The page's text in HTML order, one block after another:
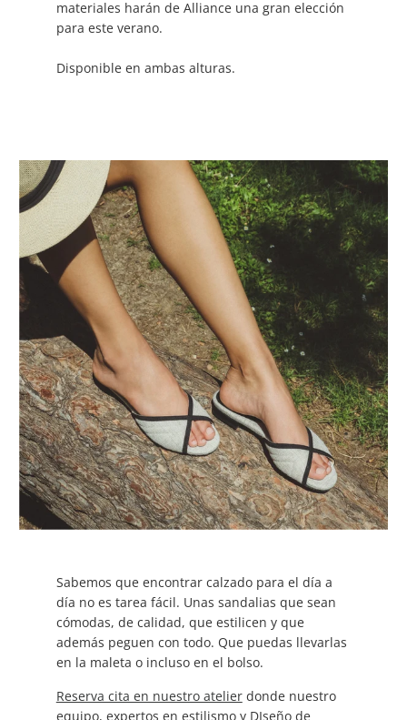
materiales harán de Alliance una gran elección
para este verano.
Disponible en ambas alturas.
Sabemos que encontrar calzado para el día a
día no es tarea fácil. Unas sandalias que sean
cómodas, de calidad, que estilicen y que
además peguen con todo. Que puedas llevarlas
en la maleta o incluso en el bolso.
Reserva cita en nuestro atelierdonde nuestro
equipo, expertos en estilismo y DIseño de